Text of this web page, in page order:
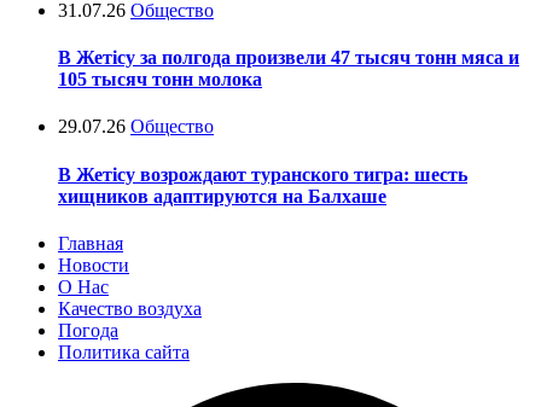
31.07.26 Общество
В Жетісу за полгода произвели 47 тысяч тонн мяса и
105 тысяч тонн молока
29.07.26 Общество
В Жетісу возрождают туранского тигра: шесть
хищников адаптируются на Балхаше
Главная
Новости
О Нас
Качество воздуха
Погода
Политика сайта